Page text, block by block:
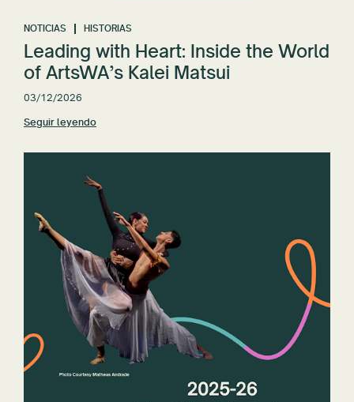
NOTICIAS HISTORIAS
Leading with Heart: Inside the World
of ArtsWA’s Kalei Matsui
03/12/2026
Seguir leyendo